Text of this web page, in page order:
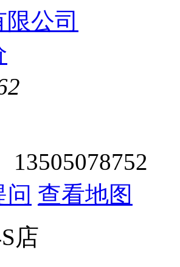
13505078752
问 查看地图
店